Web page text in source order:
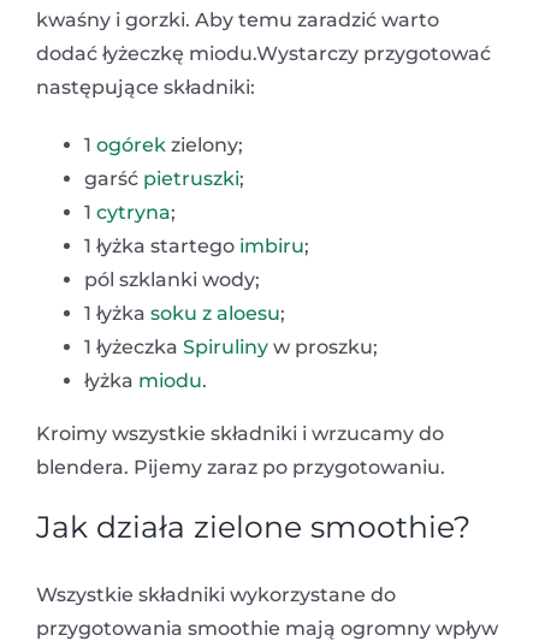
kwaśny i gorzki. Aby temu zaradzić warto
dodać łyżeczkę miodu.Wystarczy przygotować
następujące składniki:
1 ogórek zielony;
garść pietruszki;
1 cytryna;
1 łyżka startego imbiru;
pól szklanki wody;
1 łyżka soku z aloesu;
1 łyżeczka Spiruliny w proszku;
łyżka miodu.
Kroimy wszystkie składniki i wrzucamy do
blendera. Pijemy zaraz po przygotowaniu.
Jak działa zielone smoothie?
Wszystkie składniki wykorzystane do
przygotowania smoothie mają ogromny wpływ